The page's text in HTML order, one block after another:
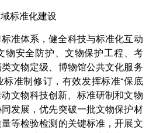
标准化建设
准体系，健全科技与标准化互动
物安全防护、文物保护工程、考
文物定级、博物馆公共文化服务
准制修订，有效发挥标准“保底
动文物科技创新、标准研制和文物
发展，优先突破一批文物保护材
等检验检测的关键标准，开展文